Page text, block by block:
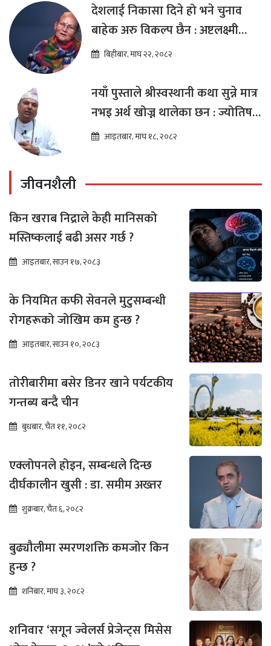
देशलाई निकासा दिने हो भने चुनाव
बाहेक अरु विकल्प छैन : अष्टलक्ष्मी
शाक्यबिहीबार, माघ २२, २०८२
नयाँ पुस्ताले श्रीस्वस्थानी कथा सुन्ने मात्र
नभइ अर्थ खोज्न थालेका छन : ज्योतिष
तारा लोचन न्यौपाने
आइतबार, माघ १८, २०८२
जीवनशैली
किन खराब निद्राले केही मानिसको
मस्तिष्कलाई बढी असर गर्छ ?
आइतबार, साउन १७, २०८३
के नियमित कफी सेवनले मुटुसम्बन्धी
रोगहरूको जोखिम कम हुन्छ ?
आइतबार, साउन १०, २०८३
तोरीबारीमा बसेर डिनर खाने पर्यटकीय
गन्तब्य बन्दै चीन
बुधबार, चैत ११, २०८२
एक्लोपनले होइन, सम्बन्धले दिन्छ
दीर्घकालीन खुसी : डा. समीम अख्तर
शुक्रबार, चैत ६, २०८२
बुढ्यौलीमा स्मरणशक्ति कमजोर किन
हुन्छ ?
शनिबार, माघ ३, २०८२
शनिवार ‘सगून ज्वेलर्स प्रेजेन्ट्स मिसेस